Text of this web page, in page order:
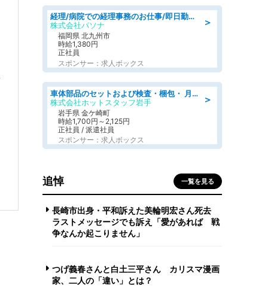
＞
経理/病院での経理事務のお仕事/即日勤務可/車通勤可/経理/一般事務
株式会社パソナ
福岡県 北九州市
時給1,380円
正社員
スポンサー：求人ボックス
＞
車体部品のセットおよび検査・梱包・ 月収32万可!自動車部品の組付け・検査 家賃補助あり 長期安定/日払いOK
株式会社ホットスタッフ岩手
岩手県 金ケ崎町
時給1,700円～2,125円
正社員 / 派遣社員
スポンサー：求人ボックス
追悼 一覧を見る
長崎市出身・平和訴えた美輪明宏さん死去
ラストメッセージでも訴え「愛があれば 戦
争なんか起こりません」
つげ義春さんと白土三平さん カリスマ漫画
家、二人の「違い」とは？